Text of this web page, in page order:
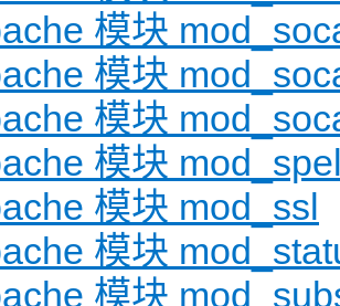
模块
模块
模块
模块
模块 mod_ssl
模块
模块